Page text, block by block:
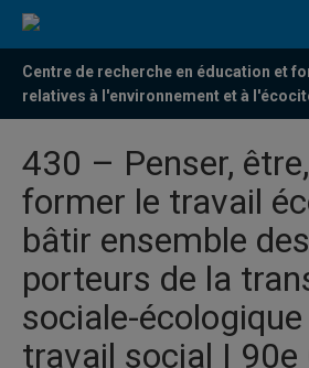
Centre de recherche en éducation et
relatives à l'environnement et à
430 – Penser,
former le travail
bâtir ensemble
porteurs de la
sociale-
travail social | 90e